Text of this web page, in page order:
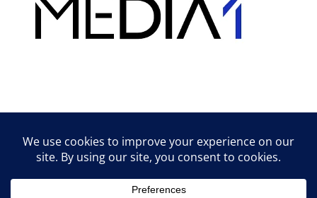
Lifestyle tippek & trükkök